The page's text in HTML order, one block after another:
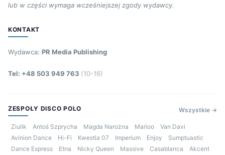
lub w części wymaga wcześniejszej zgody wydawcy.
KONTAKT
Wydawca: PR Media Publishing
Tel: +48 503 949 763 (10-16)
ZESPOŁY DISCO POLO Wszystkie →
Ziulik Antoś Szprycha Magda Narożna Marioo
Van Davi
Avinion Dance
Hi-Fi Kwestia 07 Imperium Enjoy
Sumptuastic
Dance Express
Etna Nicky Queen Massive Casablanca
Akcent